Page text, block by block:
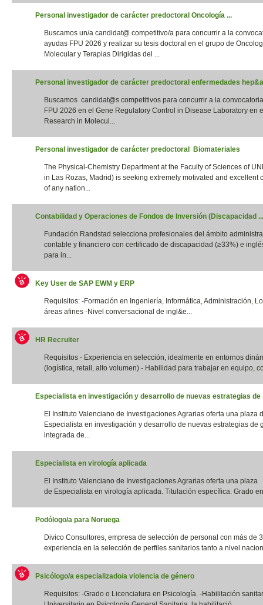
Personal investigador de carácter predoctoral Oncología ...
Buscamos un/a candidat@ competitivo/a para concurrir a la
ayudas FPU 2026 y realizar su tesis doctoral en el grupo de
Molecular y Terapias Dirigidas del ...
Personal investigador de carácter predoctoral enfermedades
Buscamos candidat@s competitivos para concurrir a la
FPU 2026 en el Gene Regulatory Control in Disease Laboratory en
Research in Molecul...
Personal investigador de carácter predoctoral Biomateriales
The Physical-Chemistry Department at the Faculty of Sciences of
in Las Rozas, Madrid) is seeking extremely motivated and excellent
of any nation...
Contabilidad y Operaciones de Fondos de Inversión (Discapacidad ...
Fundación Randstad selecciona profesionales del ámbito
contable y financiero con certificado de discapacidad (≥33%) e
para in...
Key User de SAP EWM y ERP
Requisitos: -Formación en Ingeniería, Informática, Administración,
áreas afines -Nivel conversacional de ingl&e...
HR Recruiter
Requisitos - Experiencia en selección, idealmente en entornos
(logística, retail, alto volumen) - Habilidad para trabajar en equipo,
Especialista en investigación y desarrollo de nuevas estrategias de
El Instituto Valenciano de Investigaciones Agrarias oferta una plaza
Especialista en investigación y desarrollo de nuevas estrategias de
integrada de...
Especialista en virología aplicada
El Instituto Valenciano de Investigaciones Agrarias oferta una plaza
de Especialista en virología aplicada. Titulación específica: Grado
Podólogo/a para Noruega
Divico Consultores, empresa de selección de personal con más de
experiencia en la selección de perfiles sanitarios tanto a nivel
Psicólogo/a especializado/a violencia de género
Requisitos: -Grado o Licenciatura en Psicología. -Habilitación